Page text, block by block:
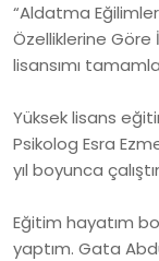
“Aldatma
Özelliklerine
lisansımı
Yüksek lisans
Psikolog Esra
yıl boyunca
Eğitim hayatım
yaptım. Gata